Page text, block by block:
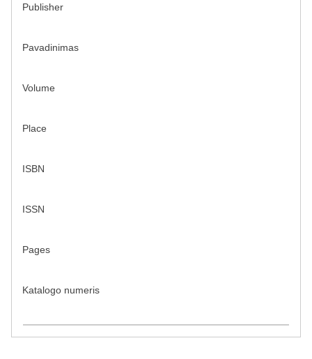
Publisher
Pavadinimas
Volume
Place
ISBN
ISSN
Pages
Katalogo numeris